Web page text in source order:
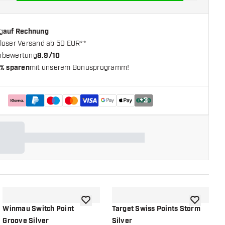
auf Rechnung
Versand ab 50 EUR**
8.9/10
sparenmit unserem Bonusprogramm!
+3
hinzufügen
Winmau Switch Point
Groove Silver
Zur Wunschliste hinzufügen
Target Swiss Points Storm
Silver
Zur